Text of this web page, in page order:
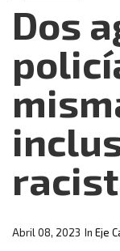
Dos
In Eje
Abril 08, 2023